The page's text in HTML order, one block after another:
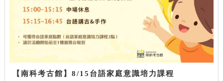
【南科考古館】8/15台語家庭意識培力課程